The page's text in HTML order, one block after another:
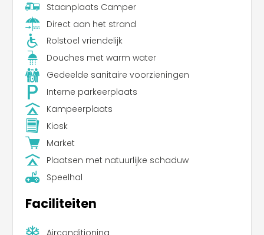
Staanplaats Camper
Direct aan het strand
Rolstoel vriendelijk
Douches met warm water
Gedeelde sanitaire voorzieningen
Interne parkeerplaats
Kampeerplaats
Kiosk
Market
Plaatsen met natuurlijke schaduw
Speelhal
Faciliteiten